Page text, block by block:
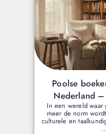
Poolse
Nederland
In een wereld waar
meer de norm
culturele en